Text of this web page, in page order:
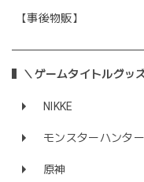
【事後物販】
＼ゲームタイトルグッ
NIKKE
モンスターハンター
原神